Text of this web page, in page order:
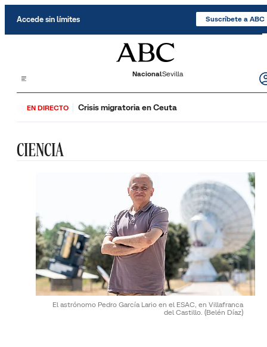
Accede sin límites Suscríbete a ABC
NacionalSevilla
EN DIRECTO Crisis migratoria en Ceuta
CIENCIA
El astrónomo Pedro García Lario en el ESAC, en Villafranca
del Castillo. (Belén Díaz)